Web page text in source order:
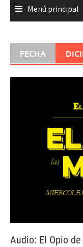
Menú principal
FECHA
Audio: El Opio